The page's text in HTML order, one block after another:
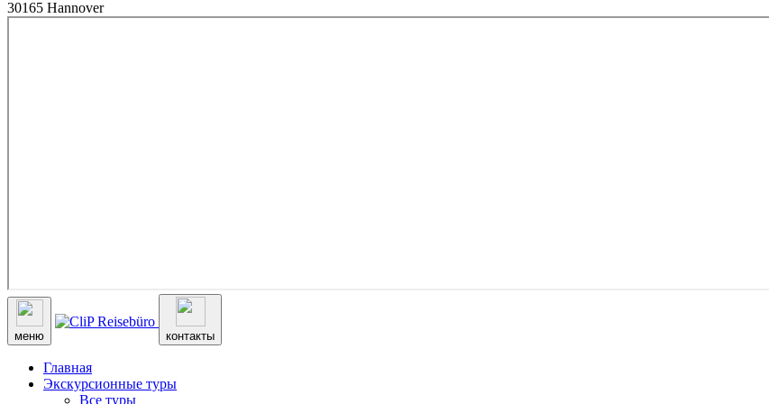
30165 Hannover
меню контакты
Главная
Экскурсионные туры
Все туры